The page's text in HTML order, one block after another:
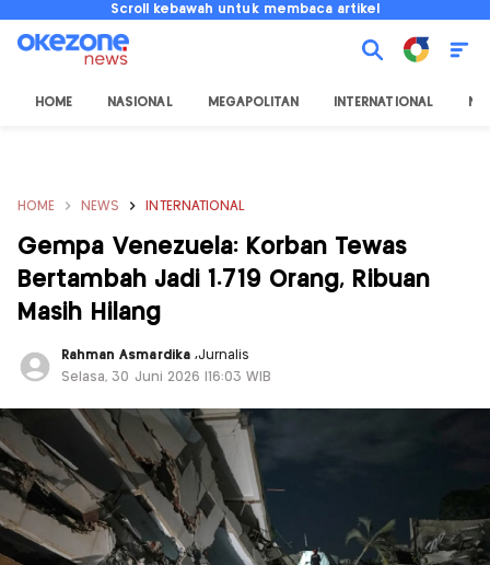
Scroll kebawah untuk membaca artikel
HOME NASIONAL MEGAPOLITAN INTERNATIONAL
HOME NEWS INTERNATIONAL
Gempa Venezuela: Korban Tewas
Bertambah Jadi 1.719 Orang, Ribuan
Masih Hilang
Rahman Asmardika ,Jurnalis
Selasa, 30 Juni 2026 |16:03 WIB